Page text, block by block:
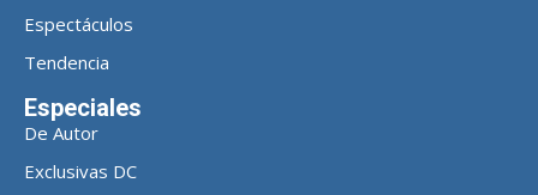
Espectáculos
Tendencia
Especiales
De Autor
Exclusivas DC